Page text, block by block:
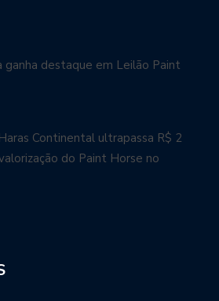
ganha destaque em Leilão Paint
Continental ultrapassa R$ 2
do Paint Horse no